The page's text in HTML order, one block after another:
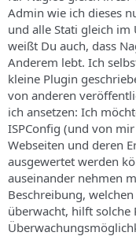
Admin wie ich dieses
und alle Stati gleich im
weißt Du auch, dass
Anderem lebt. Ich
kleine Plugin
von anderen
ich ansetzen: Ich
ISPConfig (und von
Webseiten und deren
ausgewertet werden
auseinander nehmen
Beschreibung,
überwacht, hilft solche